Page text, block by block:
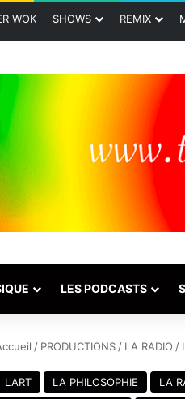
WOK SHOWS REMIX
LES PODCASTS
/ PRODUCTIONS / LA RADIO /
L'ART LA PHILOSOPHIE LA